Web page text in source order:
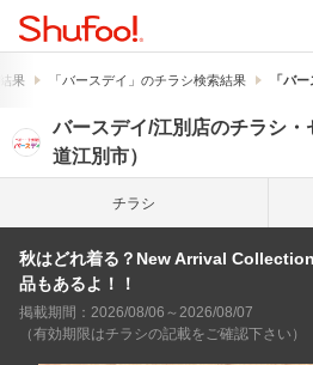
果 「バースデイ」のチラシ検索結果 「バ
バースデイ/江別店のチラシ・
道江別市）
チラシ
秋はどれ着る？New Arrival
品もあるよ！！
掲載期間：2026/08/06～2026/08/07
（有効期限はチラシの記載をご確認下さい）